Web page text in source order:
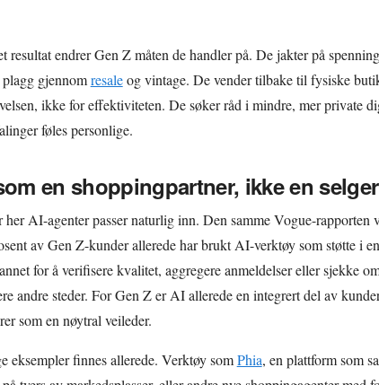
resultat endrer Gen Z måten de handler på. De jakter på
gjennomresaleog vintage. De vender tilbake til fysiske
ikke for effektiviteten. De søker råd i mindre, mer private
føles personlige.
en shoppingpartner, ikke en selger
her AI-agenter passer naturlig inn. Den samme Vogue-rapporten
av Gen Z-kunder allerede har brukt AI-verktøy som støtte i
for å verifisere kvalitet, aggregere anmeldelser eller sjekke
andre steder. For Gen Z er AI allerede en integrert del av
som en nøytral veileder.
eksempler finnes allerede. Verktøy somPhia, en plattform som